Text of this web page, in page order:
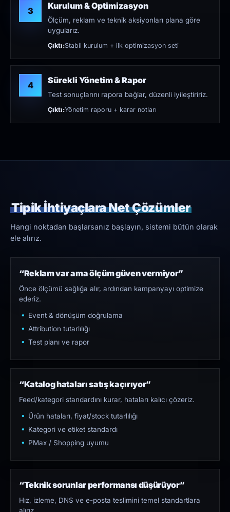
3 Kurulum & Optimizasyon
Ölçüm, reklam ve teknik aksiyonları plana göre
uygularız.
Çıktı:Stabil kurulum + ilk optimizasyon seti
4 Sürekli Yönetim & Rapor
Test sonuçlarını rapora bağlar, düzenli iyileştiririz.
Çıktı:Yönetim raporu + karar notları
Tipik İhtiyaçlara Net Çözümler
Hangi noktadan başlarsanız başlayın, sistemi bütün olarak
ele alırız.
“Reklam var ama ölçüm güven vermiyor”
Önce ölçümü sağlığa alır, ardından kampanyayı optimize
ederiz.
Event & dönüşüm doğrulama
Attribution tutarlılığı
Test planı ve rapor
“Katalog hataları satış kaçırıyor”
Feed/kategori standardını kurar, hataları kalıcı çözeriz.
Ürün hataları, fiyat/stock tutarlılığı
Kategori ve etiket standardı
PMax / Shopping uyumu
“Teknik sorunlar performansı düşürüyor”
Hız, izleme, DNS ve e-posta teslimini temel standartlara